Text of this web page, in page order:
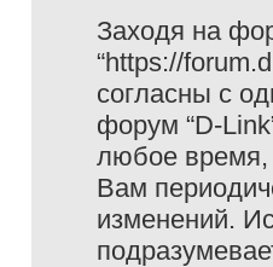
Заходя на
“https://
согласны с
форум “D-
любое время,
Вам
изменений.